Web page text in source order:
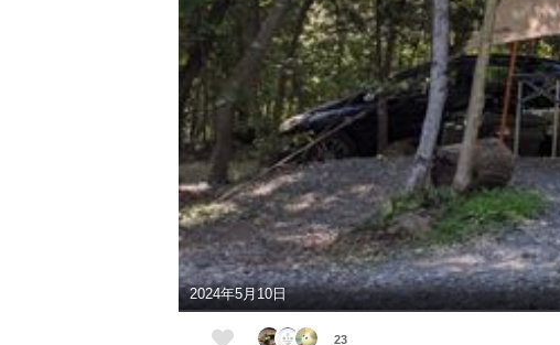
2024年5月10日
23